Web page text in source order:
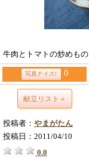
牛肉とトマトの炒めもの
写真ナイス! 0
献立リスト＋
投稿者： やまがたん
投稿日： 2011/04/10
0.0